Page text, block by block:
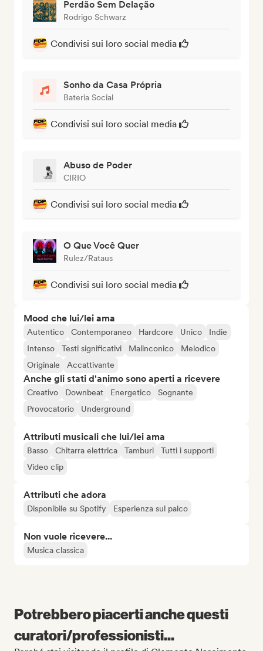
Perdão Sem Delação
Rodrigo Schwarz
Condivisi sui loro social media
Sonho da Casa Própria
Bateria Social
Condivisi sui loro social media
Abuso de Poder
CIRIO
Condivisi sui loro social media
O Que Você Quer
Rulez/Rataus
Condivisi sui loro social media
Mood che lui/lei ama
Autentico Contemporaneo Hardcore Unico
Indie
Intenso
Testi significativi Malinconico
Melodico
Originale
Accattivante
Anche gli stati d'animo sono aperti a ricevere
Creativo Downbeat Energetico
Sognante
Provocatorio
Underground
Attributi musicali che lui/lei ama
Basso Chitarra elettrica Tamburi
Tutti i supporti
Video clip
Attributi che adora
Disponibile su Spotify Esperienza sul palco
Non vuole ricevere...
Musica classica
Potrebbero piacerti anche questi
curatori/professionisti...